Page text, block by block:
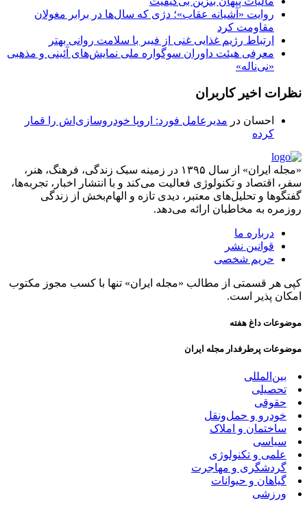
روایت «آشیانه عقاب»؛ دژی که سال‌ها در برابر مغولان
مقاومت کرد
ارتباط رژیم غذایی غنی از فیبر با سلامت روانی بهتر
معرفی هیئت داوران سوگواره ملی نمایش‌های آئینی و مذهبی
«نی‌ناله»
نظرات اخیر کاربران
احسان در مدیرعامل فورد: اروپا خودروسازی‌اش را قمار
کرده
«مجله ایران» از سال ۱۳۹۵ در زمینه سبک زندگی، فرهنگ، هنر،
سفر، اقتصاد و تکنولوژی فعالیت می‌کند و با انتشار اخبار، تجربه‌ها،
گفتگوها و تحلیل‌های معتبر، دیدی تازه و الهام‌بخش از زندگی
روزمره به مخاطبان ارائه می‌دهد.
درباره ما
قوانین نشر
حریم شخصی
کپی هر قسمتی از مطالب «مجله ایران» تنها با کسب مجوز مکتوب
امکان پذیر است.
موضوعات داغ هفته
موضوعات پرطرفدار مجله ایران
بین‌المللی
تحصیلی
حقوقی
خودرو و حمل‌و‌نقل
ساختمان و املاک
سیاسی
علمی و تکنولوژی
گردشگری و مهاجرت
گیاهان و حیوانات
ورزشی